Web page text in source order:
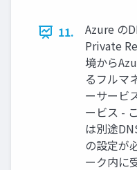
11.
Azure の
Private
境から
るフルマ
ーサービ
ービス -
は別途
の設定が
ーク内に